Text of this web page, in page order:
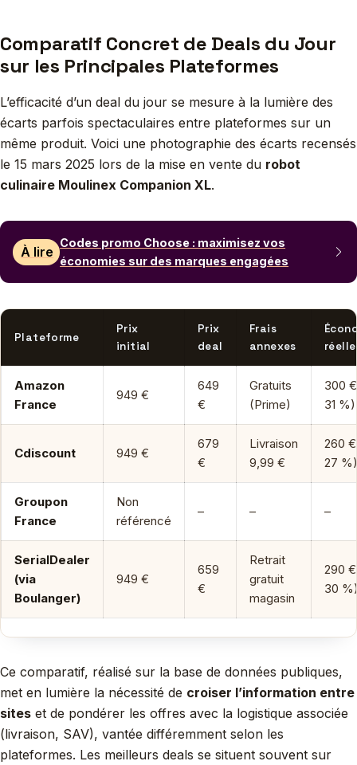
Comparatif Concret de Deals du Jour
sur les Principales Plateformes
L’efficacité d’un deal du jour se mesure à la lumière des
écarts parfois spectaculaires entre plateformes sur un
même produit. Voici une photographie des écarts recensés
le 15 mars 2025 lors de la mise en vente du robot
culinaire Moulinex Companion XL.
À lire
Codes promo Choose : maximisez vos
économies sur des marques engagées
Plateforme
Prix
initial
Prix
deal
Frais
annexes
réelle
Amazon
France
949 €
649
€
Gratuits
(Prime)
300
31 %)
Cdiscount 949 €
679
€
Livraison
9,99 €
260
27 %)
Groupon
France
Non
référencé
– – –
SerialDealer
(via
Boulanger)
949 €
659
€
Retrait
gratuit
magasin
290
30
Ce comparatif, réalisé sur la base de données publiques,
met en lumière la nécessité de croiser l’information entre
sites et de pondérer les offres avec la logistique associée
(livraison, SAV), vantée différemment selon les
plateformes. Les meilleurs deals se situent souvent sur